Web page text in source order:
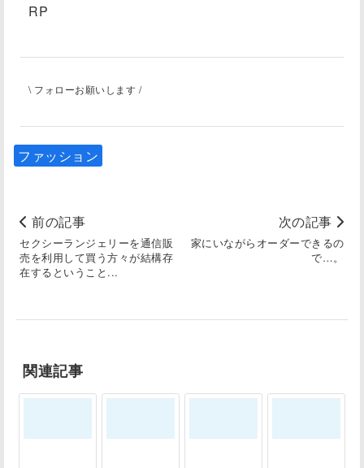
RP
\ フォローお願いします /
ファッション
前の記事
セクシーランジェリーを通信販
売を利用して買う方々が結構存
在するということ...
次の記事
家にいながらオーダーできるの
で…。
関連記事